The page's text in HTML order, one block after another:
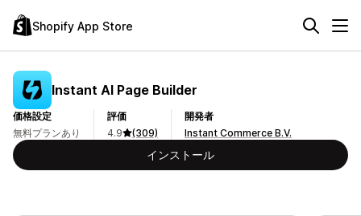
Shopify App Store
Instant AI Page Builder
価格設定
無料プランあり
評価
4.9
(309)
開発者
Instant Commerce B.V.
インストール